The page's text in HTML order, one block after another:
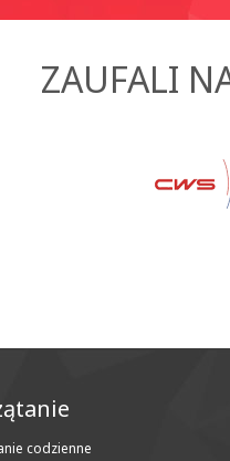
ZAUFALI
codzienne